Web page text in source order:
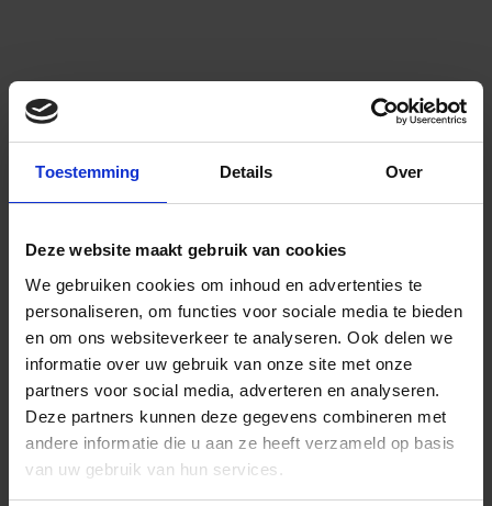
Toestemming Details Over
Deze website maakt gebruik van cookies
We gebruiken cookies om inhoud en advertenties te
personaliseren, om functies voor sociale media te bieden
en om ons websiteverkeer te analyseren. Ook delen we
informatie over uw gebruik van onze site met onze
partners voor social media, adverteren en analyseren.
Deze partners kunnen deze gegevens combineren met
andere informatie die u aan ze heeft verzameld op basis
van uw gebruik van hun services.